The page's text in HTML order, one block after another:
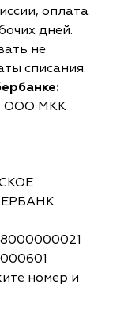
оплата
дней.
не
списания.
ООО МКК
номер и